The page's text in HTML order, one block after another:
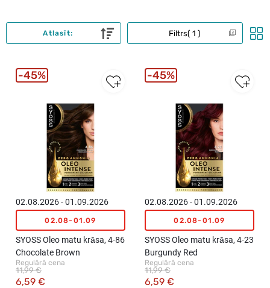
Filtrs 1
Atlasīt:
02.08.2026 - 01.09.2026
02.08-01.09
SYOSS Oleo matu krāsa, 4-86
Chocolate Brown
Regulārā cena
6,59 €
11,99 €
45%
02.08.2026 - 01.09.2026
02.08-01.09
SYOSS Oleo matu krāsa, 4-23
Burgundy Red
Regulārā cena
6,59 €
11,99 €
45%